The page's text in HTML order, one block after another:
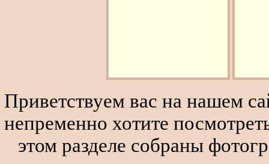
Приветствуем вас на нашем
непременно хотите
этом разделе собраны